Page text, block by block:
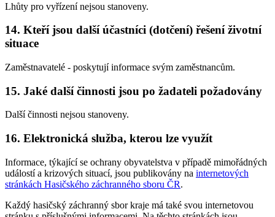
Lhůty pro vyřízení nejsou stanoveny.
14. Kteří jsou další účastníci (dotčení) řešení životní
situace
Zaměstnavatelé - poskytují informace svým zaměstnancům.
15. Jaké další činnosti jsou po žadateli požadovány
Další činnosti nejsou stanoveny.
16. Elektronická služba, kterou lze využít
Informace, týkající se ochrany obyvatelstva v případě mimořádných
událostí a krizových situací, jsou publikovány na internetových
stránkách Hasičského záchranného sboru ČR.
Každý hasičský záchranný sbor kraje má také svou internetovou